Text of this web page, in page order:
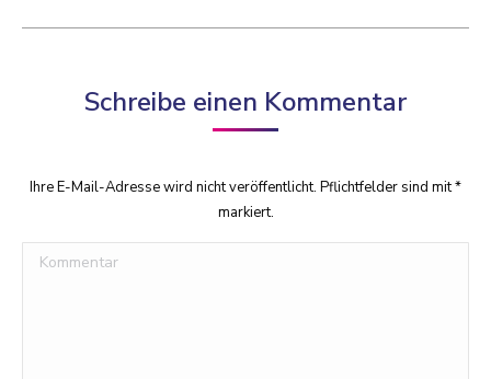
Schreibe einen Kommentar
Ihre E-Mail-Adresse wird nicht veröffentlicht. Pflichtfelder sind mit*
markiert.
Kommentar